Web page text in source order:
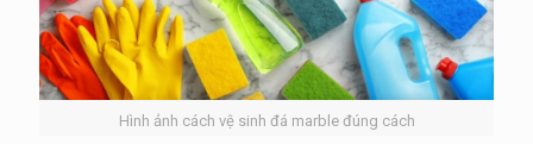
Hình ảnh cách vệ sinh đá marble đúng cách